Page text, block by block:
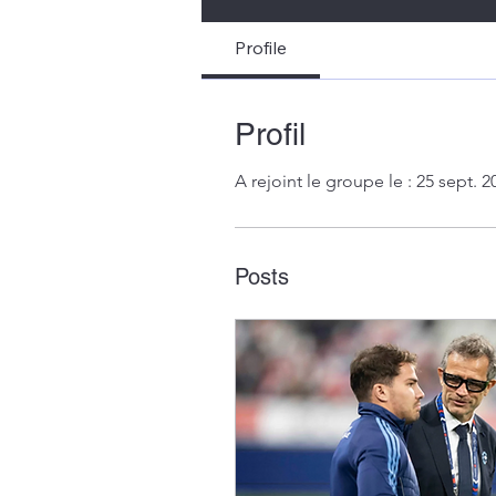
Profile
Profil
A rejoint le groupe le : 25 sept.
Posts